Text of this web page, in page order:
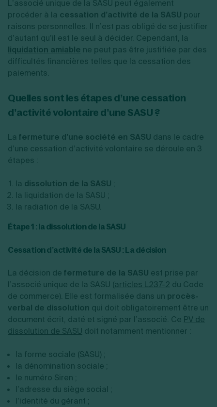
L’associé unique de la SASU peut également
procéder à la cessation d’activité de la SASU pour
raisons personnelles. Il n’est pas obligé de se justifier
d’autant qu’il est le seul à décider. Cependant, la
liquidation amiable ne peut pas être justifiée par des
difficultés financières telles que la cessation des
paiements.
Quelles sont les étapes d’une cessation
d’activité volontaire d’une SASU ?
La fermeture d’une société en SASU dans le cadre
d’une cessation d’activité volontaire se déroule en 3
étapes :
la dissolution de la SASU ;
la liquidation de la SASU ;
la radiation de la SASU.
Étape 1 : la dissolution de la SASU
Cessation d’activité de la SASU : La décision
La décision de fermeture de la SASU est prise par
l’associé unique de la SASU (articles L237-2 du Code
de commerce). Elle est formalisée dans un procès-
verbal de dissolution qui doit obligatoirement être un
document écrit, daté et signé par l’associé. Ce PV de
dissolution de SASU doit notamment mentionner :
la forme sociale (SASU) ;
la dénomination sociale ;
le numéro Siren ;
l’adresse du siège social ;
l’identité du gérant ;